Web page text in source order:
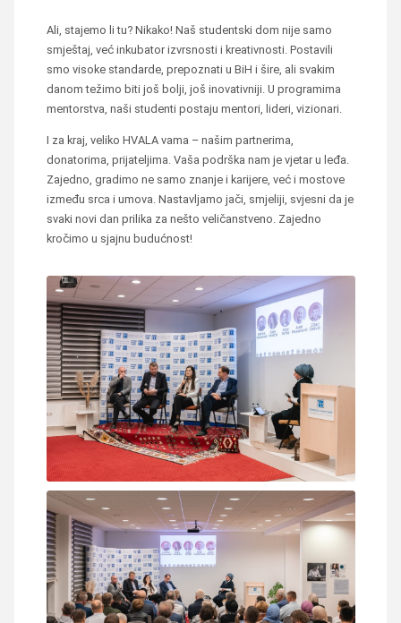
Ali, stajemo li tu? Nikako! Naš studentski dom nije samo
smještaj, već inkubator izvrsnosti i kreativnosti. Postavili
smo visoke standarde, prepoznati u BiH i šire, ali svakim
danom težimo biti još bolji, još inovativniji. U programima
mentorstva, naši studenti postaju mentori, lideri, vizionari.
I za kraj, veliko HVALA vama – našim partnerima,
donatorima, prijateljima. Vaša podrška nam je vjetar u leđa.
Zajedno, gradimo ne samo znanje i karijere, već i mostove
između srca i umova. Nastavljamo jači, smjeliji, svjesni da je
svaki novi dan prilika za nešto veličanstveno. Zajedno
kročimo u sjajnu budućnost!